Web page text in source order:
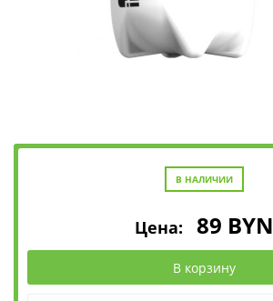
В НАЛИЧИИ
Цена: 89 BYN
В корзину